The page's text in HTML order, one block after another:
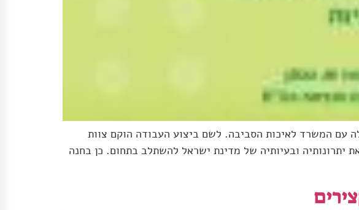
הטכנולוגיות הסביבתיות מראשית שנת 2003, בשיתוף פעולה עם המשרד לאיכות הסביבה. לשם ביצוע העבודה הוקם צוות
העולמי, את יתרונותיה ובעיותיה של מדינת ישראל להשתלב בתחום. כן בחנה